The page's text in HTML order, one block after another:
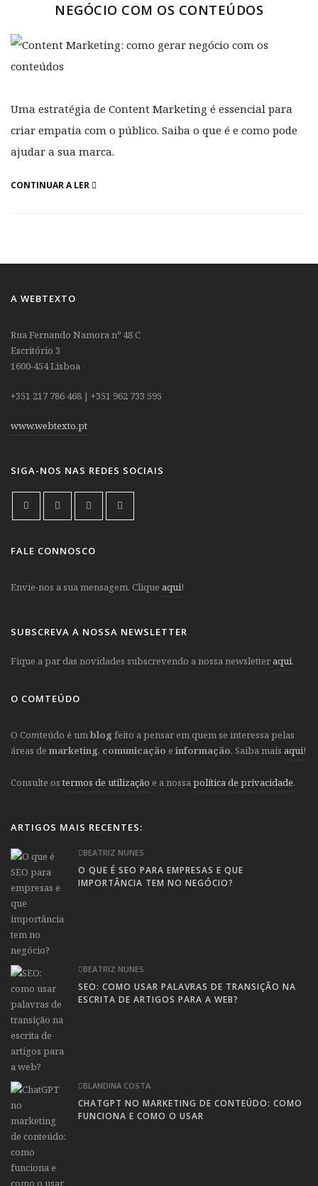
NEGÓCIO COM OS CONTEÚDOS
Uma estratégia de Content Marketing é essencial para
criar empatia com o público. Saiba o que é e como pode
ajudar a sua marca.
CONTINUAR A LER
A WEBTEXTO
Rua Fernando Namora nº 48 C
Escritório 3
1600-454 Lisboa
+351 217 786 468 | +351 962 733 595
www.webtexto.pt
SIGA-NOS NAS REDES SOCIAIS
FALE CONNOSCO
Envie-nos a sua mensagem. Clique aqui!
SUBSCREVA A NOSSA NEWSLETTER
Fique a par das novidades subscrevendo a nossa newsletter aqui.
O COMTEÚDO
O Comteúdo é umblog feito a pensar em quem se interessa pelas
áreas de marketing, comunicação e informação. Saiba mais aqui!
Consulte ostermos de utilização e a nossapolítica de privacidade.
ARTIGOS MAIS RECENTES:
BEATRIZ NUNES
O QUE É SEO PARA EMPRESAS E QUE
IMPORTÂNCIA TEM NO NEGÓCIO?
BEATRIZ NUNES
SEO: COMO USAR PALAVRAS DE TRANSIÇÃO NA
ESCRITA DE ARTIGOS PARA A WEB?
BLANDINA COSTA
CHATGPT NO MARKETING DE CONTEÚDO: COMO
FUNCIONA E COMO O USAR